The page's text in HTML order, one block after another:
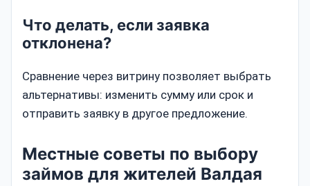
Что делать, если заявка
отклонена?
Сравнение через витрину позволяет выбрать
альтернативы: изменить сумму или срок и
отправить заявку в другое предложение.
Местные советы по выбору
займов для жителей Валдая